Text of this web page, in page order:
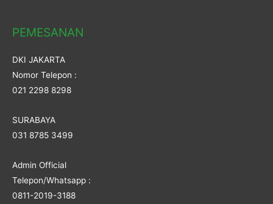
PEMESANAN
DKI JAKARTA
Nomor Telepon :
021 2298 8298
SURABAYA
031 8785 3499
Admin Official
Telepon/Whatsapp :
0811-2019-3188